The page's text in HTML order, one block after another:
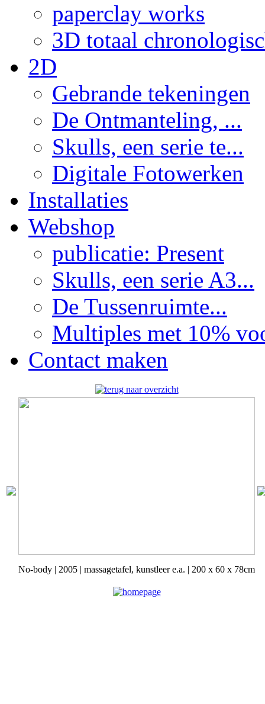
paperclay works
3D totaal
2D
Gebrande tekeningen
De Ontmanteling, ...
Skulls, een serie te...
Digitale Fotowerken
Installaties
Webshop
publicatie: Present
Skulls, een serie A3...
De Tussenruimte...
Multiples met 10%
Contact maken
No-body | 2005 | massagetafel, kunstleer e.a. | 200 x 60 x 78cm